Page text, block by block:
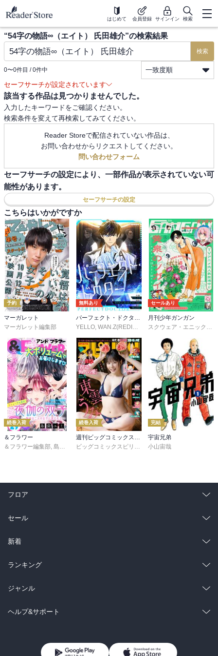
はじめて 会員登録 サインイン 検索
“54字の物語∞（エイト） 氏田雄介”の検索結果
検索
0〜0件目 / 0件中
一致度順
セーフサーチが設定されています
該当する作品は見つかりませんでした。
入力したキーワードをご確認ください。
検索条件を変えて再検索してみてください。
Reader Storeで配信されていない作品は、
お問い合わせからリクエストしてください。
問い合わせフォーム
セーフサーチの設定により、一部作品が表示されていない可
能性があります。
セーフサーチの設定
こちらはいかがですか
予約
マーガレット
マーガレット編集部
無料あり
パーフェクト・ドクター【タテヨミ】
YELLO, WAN.Z(REDICE STUDIO) ,MoeDal,REDICE
セールあり
月刊少年ガンガン
スクウェア・エニックス
続巻入荷
＆フラワー
＆フラワー編集部 島袋ユミ ,ましい柚茉,甘宮ちか 真村澪生,もりなかもなか
続巻入荷 完結
宇宙兄弟
小山宙哉
フロア
総合
ラノベ
雑誌・グラビア
BL・TL
セール
総合
ラノベ
雑誌・グラビア
BL・TL
新着
総合
ラノベ
雑誌・グラビア
ランキング
総合
ラノベ
ジャンル
コミック
ヘルプ&サポート